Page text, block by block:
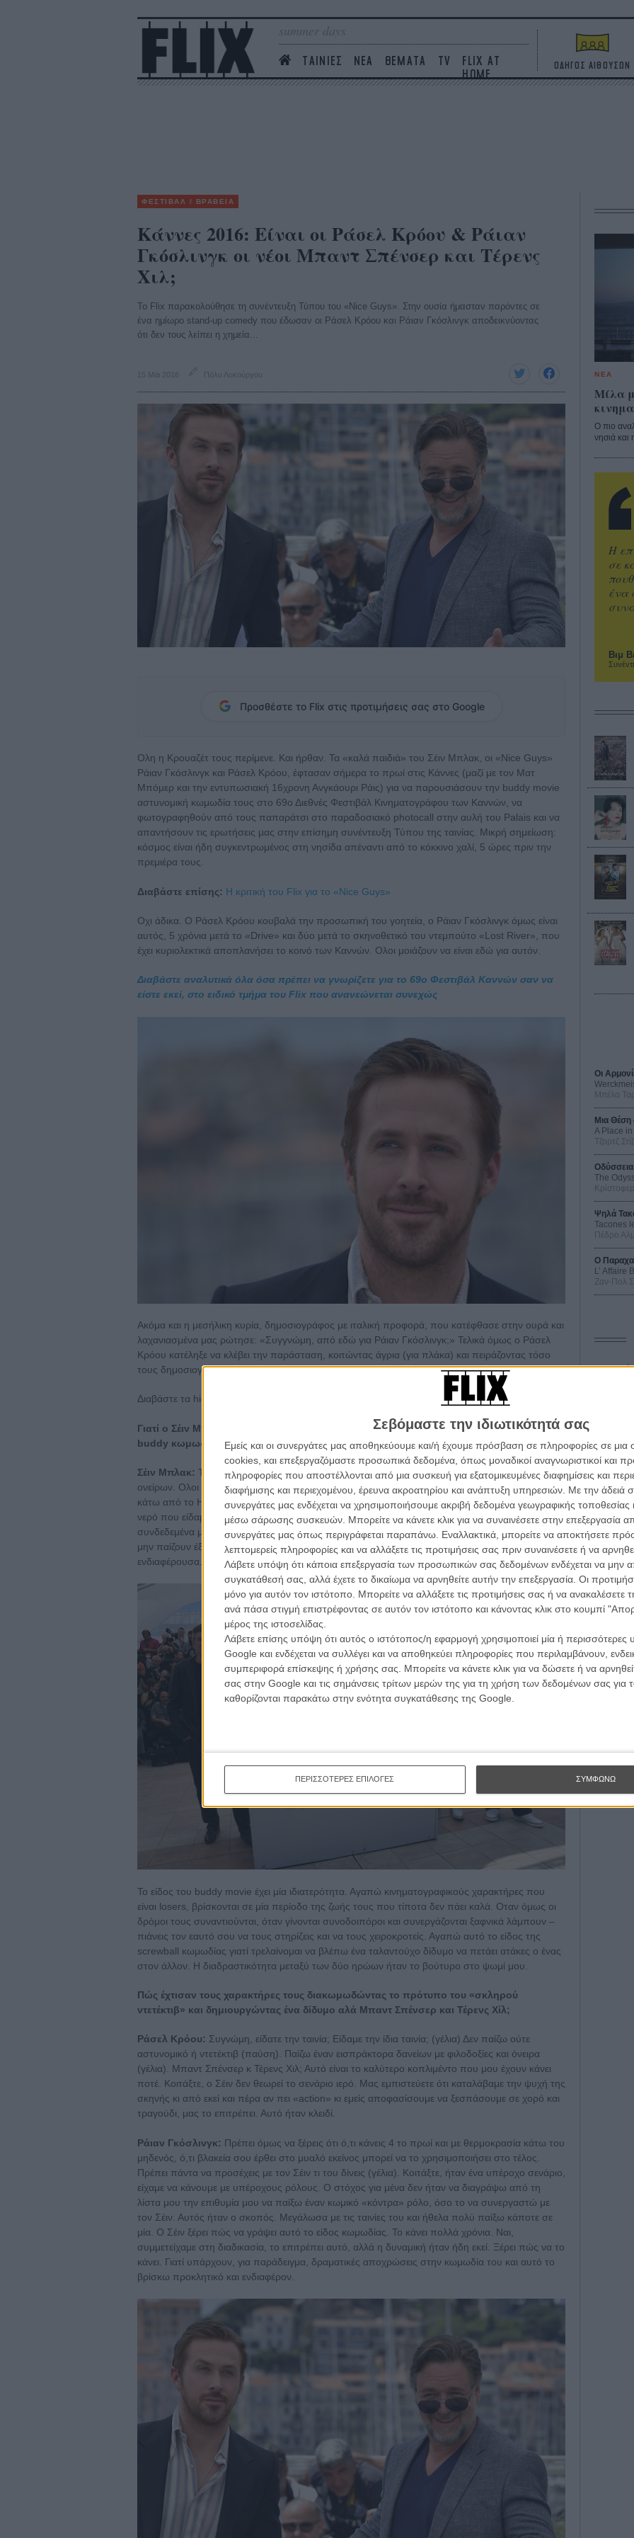
Σεβόμαστε την ιδιωτικότητά σας
Εμείς και οι συνεργάτες μας αποθηκεύουμε και/ή έχουμε πρόσβαση σε πληροφορίες σε
cookies, και επεξεργαζόμαστε προσωπικά δεδομένα, όπως μοναδικοί αναγνωριστικοί και
πληροφορίες που αποστέλλονται από μια συσκευή για εξατομικευμένες διαφημίσεις και
διαφήμισης και περιεχομένου, έρευνα ακροατηρίου και ανάπτυξη υπηρεσιών. Με την άδειά
συνεργάτες μας ενδέχεται να χρησιμοποιήσουμε ακριβή δεδομένα γεωγραφικής τοποθεσίας
μέσω σάρωσης συσκευών. Μπορείτε να κάνετε κλικ για να συναινέσετε στην επεξεργασία
συνεργάτες μας όπως περιγράφεται παραπάνω. Εναλλακτικά, μπορείτε να αποκτήσετε
λεπτομερείς πληροφορίες και να αλλάξετε τις προτιμήσεις σας πριν συναινέσετε ή να
Λάβετε υπόψη ότι κάποια επεξεργασία των προσωπικών σας δεδομένων ενδέχεται να μην
συγκατάθεσή σας, αλλά έχετε το δικαίωμα να αρνηθείτε αυτήν την επεξεργασία. Οι
μόνο για αυτόν τον ιστότοπο. Μπορείτε να αλλάξετε τις προτιμήσεις σας ή να ανακαλέσετε
ανά πάσα στιγμή επιστρέφοντας σε αυτόν τον ιστότοπο και κάνοντας κλικ στο κουμπί
μέρος της ιστοσελίδας.
Λάβετε επίσης υπόψη ότι αυτός ο ιστότοπος/η εφαρμογή χρησιμοποιεί μία ή περισσότερες
Google και ενδέχεται να συλλέγει και να αποθηκεύει πληροφορίες που περιλαμβάνουν,
συμπεριφορά επίσκεψης ή χρήσης σας. Μπορείτε να κάνετε κλικ για να δώσετε ή να
σας στην Google και τις σημάνσεις τρίτων μερών της για τη χρήση των δεδομένων σας
καθορίζονται παρακάτω στην ενότητα συγκατάθεσης της Google.
ΠΕΡΙΣΣΟΤΕΡΕΣ ΕΠΙΛΟΓΕΣ ΣΥΜΦΩΝΩ
summer days
ΤΑΙΝΙΕΣ ΝΕΑ ΘΕΜΑΤΑ TV
FLIX AT
HOME
ΟΔΗΓΟΣ ΑΙΘΟΥΣΩΝ
ΦΕΣΤΙΒΑΛ / ΒΡΑΒΕΙΑ
Κάννες 2016: Είναι οι Ράσελ Κρόου & Ράιαν
Γκόσλινγκ οι νέοι Μπαντ Σπένσερ και Τέρενς
Χιλ;
Το Flix παρακολούθησε τη συνέντευξη Τύπου του «Nice Guys». Στην ουσία ήμασταν παρόντες σε
ένα ημίωρο stand-up comedy που έδωσαν οι Ράσελ Κρόου και Ράιαν Γκόσλινγκ αποδεικνύοντας
ότι δεν τους λείπει η χημεία...
15 Μάι 2016 Πόλυ Λυκούργου
Προσθέστε το Flix στις προτιμήσεις σας στο Google
Ολη η Κρουαζέτ τους περίμενε. Και ήρθαν. Τα «καλά παιδιά» του Σέιν Μπλακ, οι «Nice Guys»
Ράιαν Γκόσλινγκ και Ράσελ Κρόου, έφτασαν σήμερα το πρωί στις Κάννες (μαζί με τον Ματ
Μπόμερ και την εντυπωσιακή 16χρονη Ανγκάουρι Ράις) για να παρουσιάσουν την buddy movie
αστυνομική κωμωδία τους στο 69ο Διεθνές Φεστιβάλ Κινηματογράφου των Καννών, να
φωτογραφηθούν από τους παπαράτσι στο παραδοσιακό photocall στην αυλή του Palais και να
απαντήσουν τις ερωτήσεις μας στην επίσημη συνέντευξη Τύπου της ταινίας. Μικρή σημείωση:
κόσμος είναι ήδη συγκεντρωμένος στη νησίδα απέναντι από το κόκκινο χαλί, 5 ώρες πριν την
πρεμιέρα τους.
Διαβάστε επίσης: Η κριτική του Flix για το «Nice Guys»
Οχι άδικα. Ο Ράσελ Κρόου κουβαλά την προσωπική του γοητεία, ο Ράιαν Γκόσλινγκ όμως είναι
αυτός, 5 χρόνια μετά το «Drive» και δύο μετά το σκηνοθετικό του ντεμπούτο «Lost River», που
έχει κυριολεκτικά αποπλανήσει το κοινό των Καννών. Ολοι μοιάζουν να είναι εδώ για αυτόν.
Διαβάστε αναλυτικά όλα όσα πρέπει να γνωρίζετε για το 69ο Φεστιβάλ Καννών σαν να
είστε εκεί, στο ειδικό τμήμα του Flix που ανανεώνεται συνεχώς
Ακόμα και η μεσήλικη κυρία, δημοσιογράφος με ιταλική προφορά, που κατέφθασε στην ουρά και
λαχανιασμένα μας ρώτησε: «Συγγνώμη, από εδώ για Ράιαν Γκόσλινγκ;» Τελικά όμως ο Ράσελ
Κρόου κατέληξε να κλέβει την παράσταση, κοιτώντας άγρια (για πλάκα) και πειράζοντας τόσο
τους δημοσιογράφους, όσο και τους υπαλλήλους του φεστιβάλ.
Διαβάστε τα highlights:
Γιατί ο Σέιν Μπλακ («Φονικό Οπλο», «Kiss Kiss Bang Bang») είναι γοητευμένος από τις
buddy κωμωδίες και γιατί αυτή τη φορά μετέφερε τη δράση στα 70ς;
Σέιν Μπλακ: Το Λος Αντζελες των 70ς ήταν μία περίεργη εποχή. Από την μία ήταν προορισμός
ονείρων. Ολοι ερχόντουσαν με μία βαλίτσα για να κάνουν καριέρα στο Χόλιγουντ. Από την άλλη
κάτω από το Hollywood Sign υπήρχε μια μυστηριώδης πυκνή σκοτεινιά – το σκάνδαλο με το
νερό που είδαμε στο «Chinatown», μία ισχυρή βιομηχανία πορνογραφίας και εγκλήματα
συνδεδεμένα με αυτή. Ηταν η εποχή που, κυριολεκτικά, οι μητέρες έλεγαν στα παιδιά τους να
μην παίζουν έξω στο δρόμο. Αυτή τη διττή φύση του Λος Αντζελες τη βρήκα πολύ
ενδιαφέρουσα.
Το είδος του buddy movie έχει μία ιδιατερότητα. Αγαπώ κινηματογραφικούς χαρακτήρες που
είναι losers, βρίσκονται σε μία περίοδο της ζωής τους που τίποτα δεν πάει καλά. Οταν όμως οι
δρόμοι τους συναντιούνται, όταν γίνονται συνοδοιπόροι και συνεργάζονται ξαφνικά λάμπουν –
πιάνεις τον εαυτό σου να τους στηρίζεις και να τους χειροκροτείς. Αγαπώ αυτό το είδος της
screwball κωμωδίας γιατί τρελαίνομαι να βλέπω ένα ταλαντούχο δίδυμο να πετάει ατάκες ο ένας
στον άλλον. Η διαδραστικότητα μεταξύ των δύο ηρώων ήταν το βούτυρο στο ψωμί μου.
Πώς έχτισαν τους χαρακτήρες τους διακωμωδώντας το πρότυπο του «σκληρού
ντετέκτιβ» και δημιουργώντας ένα δίδυμο αλά Μπαντ Σπένσερ και Τέρενς Χίλ;
Ράσελ Κρόου: Συγνώμη, είδατε την ταινία; Είδαμε την ίδια ταινία; (γέλια) Δεν παίζω ούτε
αστυνομικό ή ντετέκτιβ (παύση). Παίζω έναν εισπράκτορα δανείων με φιλοδοξίες και όνειρα
(γέλια). Μπαντ Σπένσερ κ Τέρενς Χιλ; Αυτό είναι το καλύτερο κοπλιμέντο που μου έχουν κάνει
ποτέ. Κοιτάξτε, ο Σέιν δεν θεωρεί το σενάριο ιερό. Μας εμπιστεύετε ότι καταλάβαμε την ψυχή της
σκηνής κι από εκεί και πέρα αν πει «action» κι εμείς αποφασίσουμε να ξεσπάσουμε σε χορό και
τραγούδι, μας το επιτρέπει. Αυτό ήταν κλειδί.
Ράιαν Γκόσλινγκ: Πρέπει όμως να ξέρεις ότι ό,τι κάνεις 4 το πρωί και με θερμοκρασία κάτω του
μηδενός, ό,τι βλακεία σου έρθει στο μυαλό εκείνος μπορεί να το χρησιμοποιήσει στο τέλος.
Πρέπει πάντα να προσέχεις με τον Σέιν τι του δίνεις (γέλια). Κοιτάξτε, ήταν ένα υπέροχο σενάριο,
είχαμε να κάνουμε με υπέροχους ρόλους. Ο στόχος για μένα δεν ήταν να διαγράψω από τη
λίστα μου την επιθυμία μου να παίξω έναν κωμικό «κόντρα» ρόλο, όσο το να συνεργαστώ με
τον Σέιν. Αυτός ήταν ο σκοπός. Μεγάλωσα με τις ταινίες του και ήθελα πολύ παίξω κάποτε σε
μία. Ο Σέιν ξέρει πώς να γράψει αυτό το είδος κωμωδίας. Το κάνει πολλά χρόνια. Ναι,
συμμετείχαμε στη διαδικασία, το επιτρέπει αυτό, αλλά η δυναμική ήταν ήδη εκεί. Ξέρει πώς να το
κάνει. Γιατί υπάρχουν, για παράδειγμα, δραματικές αποχρώσεις στην κωμωδία του και αυτό το
βρίσκω προκλητικό και ενδιαφέρον.
ΝΕΑ
Μίλα
Ο πιο
νησιά και
Βιμ
Η
σε
ένα
Οι
Μπέλα
Μια Θέση
A Place
Τζορτζ
Οδύσσεια
The
Ψηλά
Tacones
Πέδρο
Ο
L’ Affaire
Ζαν-Πολ
Ο
10
τον
Εγγράψου
Θέλω